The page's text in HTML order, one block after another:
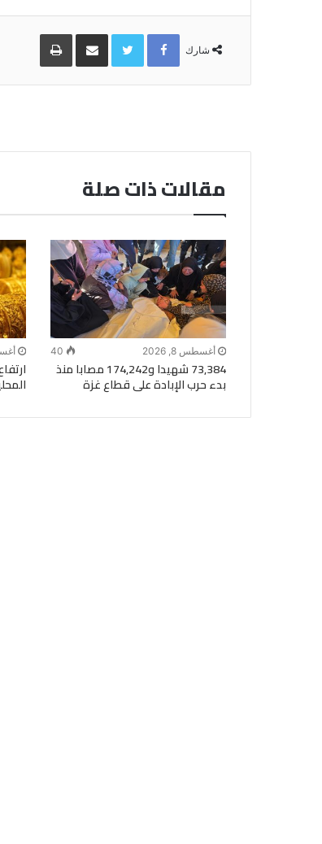
شارك
Facebook
Twitterمشاركة
البريد
طباعة
مقالات ذات صلة
أغسطس 8, 2026 40
73,384 شهيدا و174,242 مصابا منذ
بدء حرب الإبادة على قطاع غزة